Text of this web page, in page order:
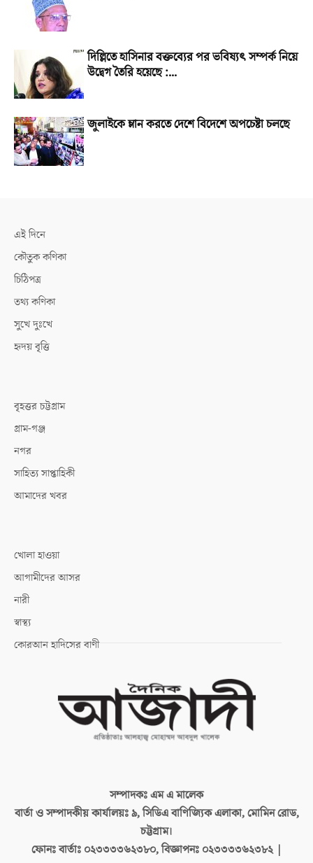
দিল্লিতে হাসিনার বক্তব্যের পর ভবিষ্যৎ সম্পর্ক নিয়ে
উদ্বেগ তৈরি হয়েছে :...
জুলাইকে ম্লান করতে দেশে বিদেশে অপচেষ্টা চলছে
এই দিনে
কৌতুক কণিকা
চিঠিপত্র
তথ্য কণিকা
সুখে দুঃখে
হৃদয় বৃত্তি
বৃহত্তর চট্টগ্রাম
গ্রাম-গঞ্জ
নগর
সাহিত্য সাপ্তাহিকী
আমাদের খবর
খোলা হাওয়া
আগামীদের আসর
নারী
স্বাস্থ্য
কোরআন হাদিসের বাণী
সম্পাদকঃএম এ মালেক
বার্তা ও সম্পাদকীয় কার্যালয়ঃ৯, সিডিএ বাণিজ্যিক এলাকা, মোমিন রোড,
চট্টগ্রাম।
ফোনঃ বার্তাঃ ০২৩৩৩৩৬২৩৮০, বিজ্ঞাপনঃ ০২৩৩৩৩৬২৩৮২ |